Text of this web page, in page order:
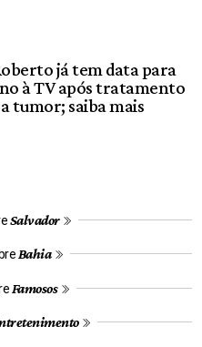
já tem data para
à TV após tratamento
tumor; saiba mais
Salvador
Bahia
Famosos